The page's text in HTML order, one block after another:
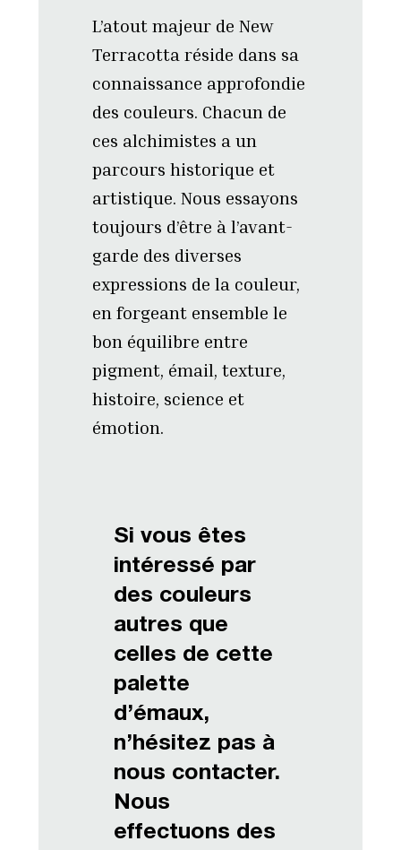
L’atout majeur de New
Terracotta réside dans sa
connaissance approfondie
des couleurs. Chacun de
ces alchimistes a un
parcours historique et
artistique. Nous essayons
toujours d’être à l’avant-
garde des diverses
expressions de la couleur,
en forgeant ensemble le
bon équilibre entre
pigment, émail, texture,
histoire, science et
émotion.
Si vous êtes
intéressé par
des couleurs
autres que
celles de cette
palette
d’émaux,
n’hésitez pas à
nous contacter.
Nous
effectuons des